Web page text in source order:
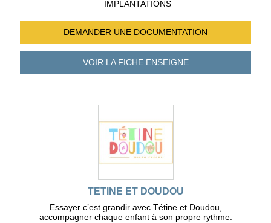
IMPLANTATIONS
DEMANDER UNE DOCUMENTATION
VOIR LA FICHEENSEIGNE
TETINE ET DOUDOU
Essayer c’est grandir avec Tétine et Doudou,
accompagner chaque enfant à son propre rythme.